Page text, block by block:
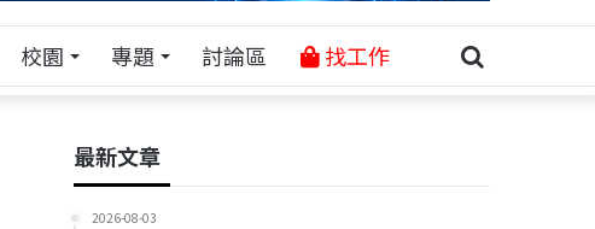
校園 專題 討論區 找工作
最新文章
2026-08-03